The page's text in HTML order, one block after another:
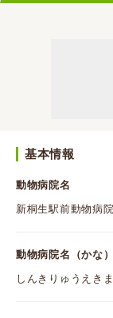
基本情報
動物病院名
新桐生駅前動物病院
動物病院名（かな）
しんきりゅうえき